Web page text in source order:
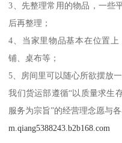
3、先整理常用的物品，一些
后再整理；
4、当家里物品基本在位置
铺、桌布等；
5、房间里可以随心所欲摆放
我们货运部遵循“以质量求生
服务为宗旨”的经营理念愿与
m.qiang5388243.b2b168.com